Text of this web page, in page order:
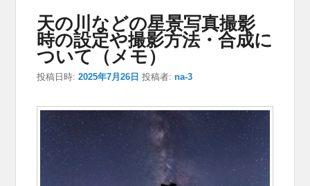
天の川などの星景写真撮影
時の設定や撮影方法・合成に
ついて（メモ）
投稿日時:2025年7月26日 投稿者:na-3